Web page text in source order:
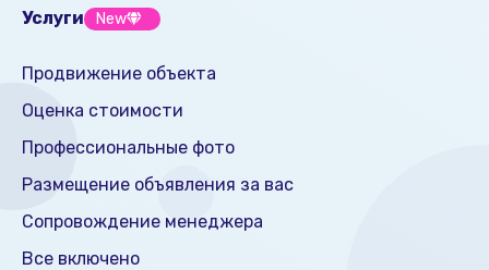
Услуги New
Продвижение объекта
Оценка стоимости
Профессиональные фото
Размещение объявления за вас
Сопровождение менеджера
Все включено